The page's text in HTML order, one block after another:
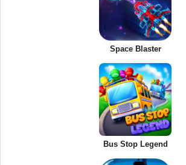
Space Blaster
Bus Stop Legend